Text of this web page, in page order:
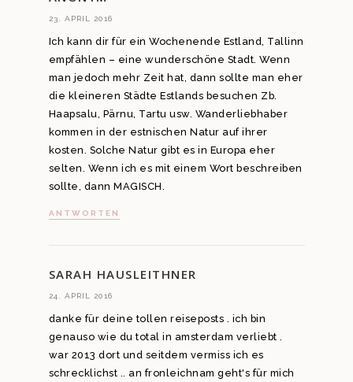
23. APRIL 2016
Ich kann dir für ein Wochenende Estland, Tallinn
empfählen – eine wunderschöne Stadt. Wenn
man jedoch mehr Zeit hat, dann sollte man eher
die kleineren Städte Estlands besuchen Zb.
Haapsalu, Pärnu, Tartu usw. Wanderliebhaber
kommen in der estnischen Natur auf ihrer
kosten. Solche Natur gibt es in Europa eher
selten. Wenn ich es mit einem Wort beschreiben
sollte, dann MAGISCH.
ANTWORTEN
SARAH HAUSLEITHNER
24. APRIL 2016
danke für deine tollen reiseposts . ich bin
genauso wie du total in amsterdam verliebt .
war 2013 dort und seitdem vermiss ich es
schrecklichst .. an fronleichnam geht's für mich